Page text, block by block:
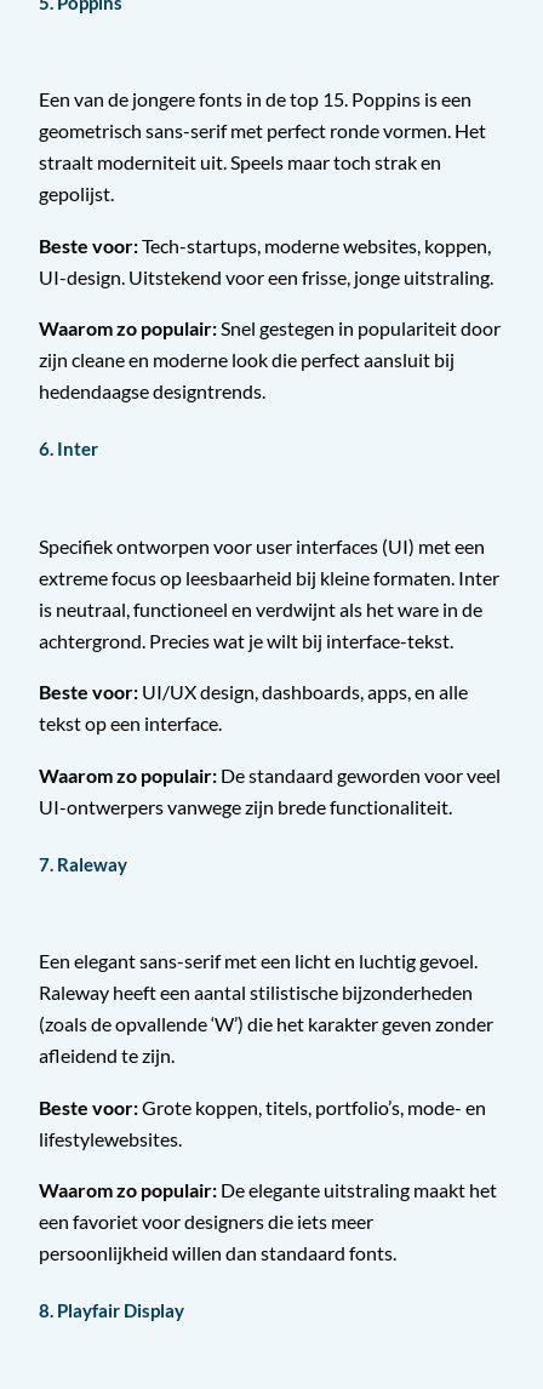
Een van de jongere fonts in de top 15. Poppins is een
geometrisch sans-serif met perfect ronde vormen. Het
straalt moderniteit uit. Speels maar toch strak en
gepolijst.
Beste voor:Tech-startups, moderne websites, koppen,
UI-design. Uitstekend voor een frisse, jonge uitstraling.
Waarom zo populair:Snel gestegen in populariteit door
zijn cleane en moderne look die perfect aansluit bij
hedendaagse designtrends.
6. Inter
Specifiek ontworpen voor user interfaces (UI) met een
extreme focus op leesbaarheid bij kleine formaten. Inter
is neutraal, functioneel en verdwijnt als het ware in de
achtergrond. Precies wat je wilt bij interface-tekst.
Beste voor: UI/UX design, dashboards, apps, en alle
tekst op een interface.
Waarom zo populair: De standaard geworden voor veel
UI-ontwerpers vanwege zijn brede functionaliteit.
7. Raleway
Een elegant sans-serif met een licht en luchtig gevoel.
Raleway heeft een aantal stilistische bijzonderheden
(zoals de opvallende ‘W’) die het karakter geven zonder
afleidend te zijn.
Beste voor:Grote koppen, titels, portfolio’s, mode- en
lifestylewebsites.
Waarom zo populair: De elegante uitstraling maakt het
een favoriet voor designers die iets meer
persoonlijkheid willen dan standaard fonts.
8. Playfair Display